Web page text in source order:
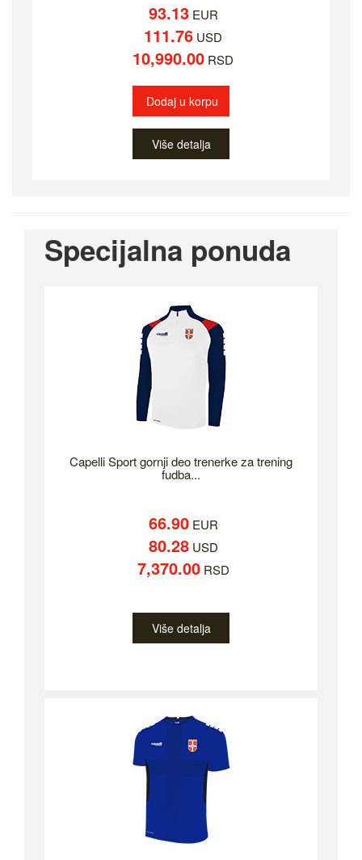
93.13EUR
111.76 USD
10,990.00 RSD
Dodaj u korpu
Više detalja
Specijalna ponuda
Capelli Sport gornji deo trenerke za trening
fudba...
66.90EUR
80.28USD
7,370.00RSD
Više detalja